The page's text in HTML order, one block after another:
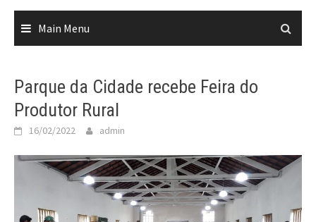
Main Menu
Parque da Cidade recebe Feira do
Produtor Rural
16/02/2022 admin